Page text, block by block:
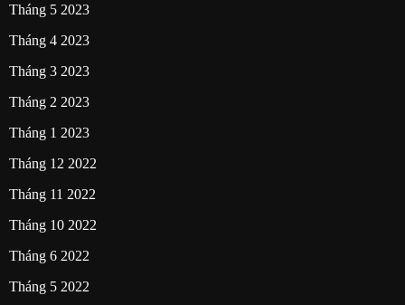
Tháng 5 2023
Tháng 4 2023
Tháng 3 2023
Tháng 2 2023
Tháng 1 2023
Tháng 12 2022
Tháng 11 2022
Tháng 10 2022
Tháng 6 2022
Tháng 5 2022